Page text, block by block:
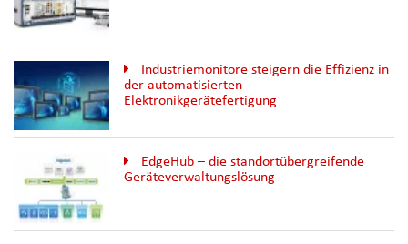
Industriemonitore steigern die Effizienz in
der automatisierten
Elektronikgerätefertigung
EdgeHub – die standortübergreifende
Geräteverwaltungslösung